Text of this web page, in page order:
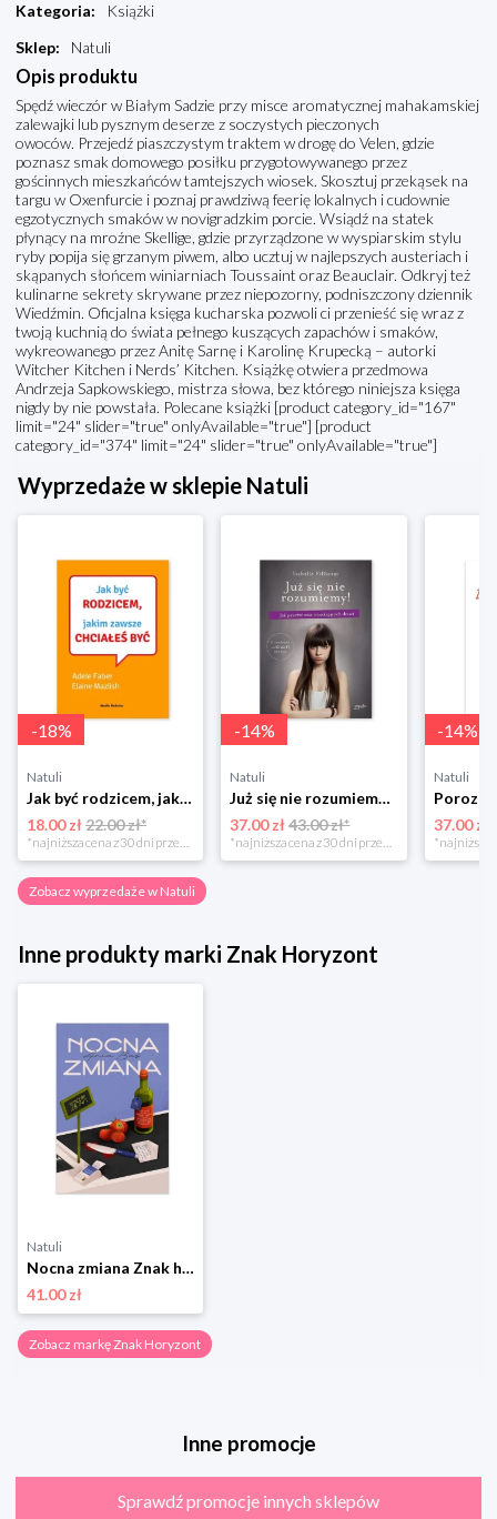
Kategoria:
Książki
Sklep: Natuli
Opis produktu
Spędź wieczór w Białym Sadzie przy misce aromatycznej mahakamskiej
zalewajki lub pysznym deserze z soczystych pieczonych
owoców. Przejedź piaszczystym traktem w drogę do Velen, gdzie
poznasz smak domowego posiłku przygotowywanego przez
gościnnych mieszkańców tamtejszych wiosek. Skosztuj przekąsek na
targu w Oxenfurcie i poznaj prawdziwą feerię lokalnych i cudownie
egzotycznych smaków w novigradzkim porcie. Wsiądź na statek
płynący na mroźne Skellige, gdzie przyrządzone w wyspiarskim stylu
ryby popija się grzanym piwem, albo ucztuj w najlepszych austeriach i
skąpanych słońcem winiarniach Toussaint oraz Beauclair. Odkryj też
kulinarne sekrety skrywane przez niepozorny, podniszczony dziennik
Wiedźmin. Oficjalna księga kucharska pozwoli ci przenieść się wraz z
twoją kuchnią do świata pełnego kuszących zapachów i smaków,
wykreowanego przez Anitę Sarnę i Karolinę Krupecką – autorki
Witcher Kitchen i Nerds’ Kitchen. Książkę otwiera przedmowa
Andrzeja Sapkowskiego, mistrza słowa, bez którego niniejsza księga
nigdy by nie powstała. Polecane książki [product category_id="167"
limit="24" slider="true" onlyAvailable="true"] [product
category_id="374" limit="24" slider="true" onlyAvailable="true"]
Wyprzedaże w sklepie Natuli
-18%
Natuli
Jak być rodzicem, jakim zawsze chciałeś być Media rodzina
18.00 zł22.00 zł*
*najniższa cena z 30 dni przed obniżką
-14%
Natuli
Już się nie rozumiemy! Jak przeżyć czas trzaskających drzwi Esprit
37.00 zł 43.00 zł*
*najniższa cena z 30 dni przed obniżką
-14%
Natuli
37.00 zł
Zobacz wyprzedaże w Natuli
Inne produkty marki Znak Horyzont
Natuli
Nocna zmiana Znak horyzont
41.00 zł
Zobacz markę Znak Horyzont
Inne promocje
Sprawdź promocje innych sklepów